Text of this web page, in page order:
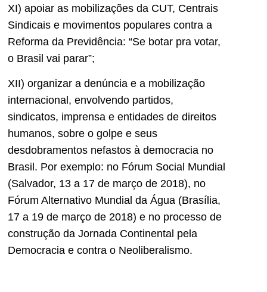
XI) apoiar as mobilizações da CUT, Centrais
Sindicais e movimentos populares contra a
Reforma da Previdência: “Se botar pra votar,
o Brasil vai parar”;
XII) organizar a denúncia e a mobilização
internacional, envolvendo partidos,
sindicatos, imprensa e entidades de direitos
humanos, sobre o golpe e seus
desdobramentos nefastos à democracia no
Brasil. Por exemplo: no Fórum Social Mundial
(Salvador, 13 a 17 de março de 2018), no
Fórum Alternativo Mundial da Água (Brasília,
17 a 19 de março de 2018) e no processo de
construção da Jornada Continental pela
Democracia e contra o Neoliberalismo.